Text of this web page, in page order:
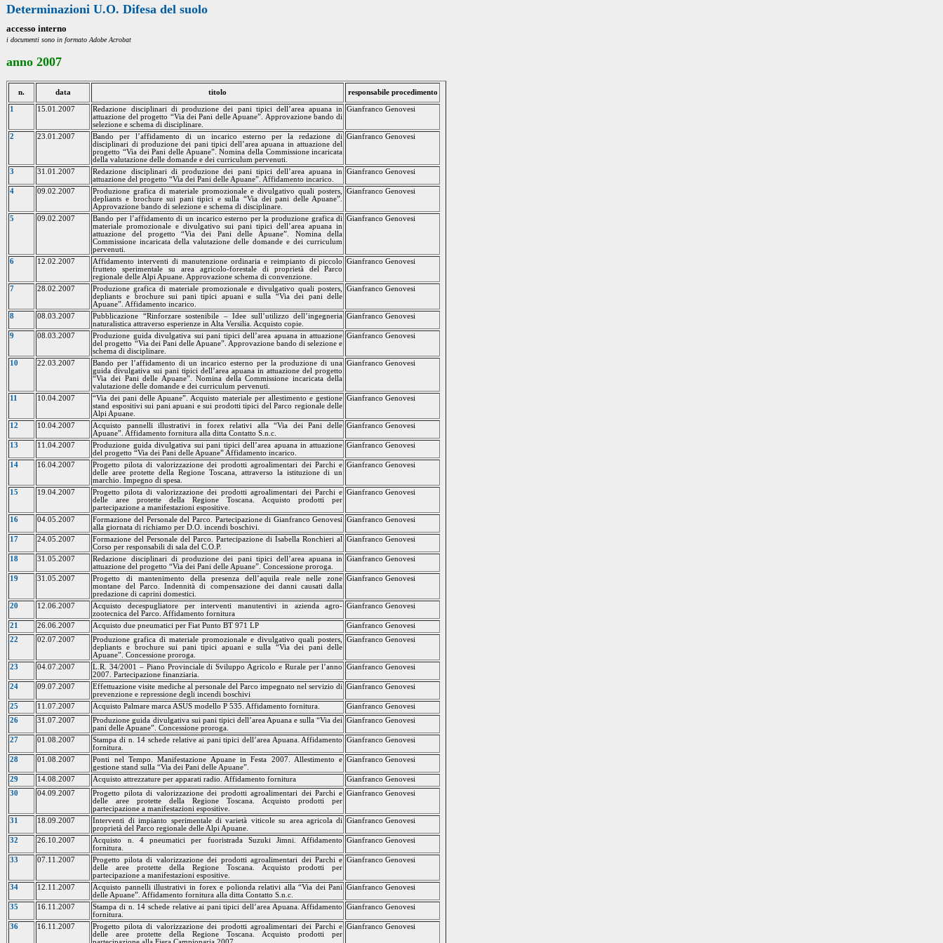
Determinazioni U.O. Difesa del suolo
accesso interno
i documenti sono in formato Adobe Acrobat
anno 2007
n. data titolo responsabile procedimento
1 15.01.2007
Redazione disciplinari di produzione dei pani tipici dell’area apuana in
attuazione del progetto “Via dei Pani delle Apuane”. Approvazione bando di
selezione e schema di disciplinare.
Gianfranco Genovesi
2 23.01.2007
Bando per l’affidamento di un incarico esterno per la redazione di
disciplinari di produzione dei pani tipici dell’area apuana in attuazione del
progetto “Via dei Pani delle Apuane”. Nomina della Commissione incaricata
della valutazione delle domande e dei curriculum pervenuti.
Gianfranco Genovesi
3 31.01.2007
Redazione disciplinari di produzione dei pani tipici dell’area apuana in
attuazione del progetto “Via dei Pani delle Apuane”. Affidamento incarico.
Gianfranco Genovesi
4 09.02.2007
Produzione grafica di materiale promozionale e divulgativo quali posters,
depliants e brochure sui pani tipici e sulla “Via dei pani delle Apuane”.
Approvazione bando di selezione e schema di disciplinare.
Gianfranco Genovesi
5 09.02.2007
Bando per l’affidamento di un incarico esterno per la produzione grafica di
materiale promozionale e divulgativo sui pani tipici dell’area apuana in
attuazione del progetto “Via dei Pani delle Apuane”. Nomina della
Commissione incaricata della valutazione delle domande e dei curriculum
pervenuti.
Gianfranco Genovesi
6 12.02.2007
Affidamento interventi di manutenzione ordinaria e reimpianto di piccolo
frutteto sperimentale su area agricolo-forestale di proprietà del Parco
regionale delle Alpi Apuane. Approvazione schema di convenzione.
Gianfranco Genovesi
7 28.02.2007
Produzione grafica di materiale promozionale e divulgativo quali posters,
depliants e brochure sui pani tipici apuani e sulla “Via dei pani delle
Apuane”. Affidamento incarico.
Gianfranco Genovesi
8 08.03.2007
Pubblicazione “Rinforzare sostenibile – Idee sull’utilizzo dell’ingegneria
naturalistica attraverso esperienze in Alta Versilia. Acquisto copie.
Gianfranco Genovesi
9 08.03.2007
Produzione guida divulgativa sui pani tipici dell’area apuana in attuazione
del progetto “Via dei Pani delle Apuane”. Approvazione bando di selezione e
schema di disciplinare.
Gianfranco Genovesi
10 22.03.2007
Bando per l’affidamento di un incarico esterno per la produzione di una
guida divulgativa sui pani tipici dell’area apuana in attuazione del progetto
“Via dei Pani delle Apuane”. Nomina della Commissione incaricata della
valutazione delle domande e dei curriculum pervenuti.
Gianfranco Genovesi
11 10.04.2007
“Via dei pani delle Apuane”. Acquisto materiale per allestimento e gestione
stand espositivi sui pani apuani e sui prodotti tipici del Parco regionale delle
Alpi Apuane.
Gianfranco Genovesi
12 10.04.2007
Acquisto pannelli illustrativi in forex relativi alla “Via dei Pani delle
Apuane”. Affidamento fornitura alla ditta Contatto S.n.c.
Gianfranco Genovesi
13 11.04.2007
Produzione guida divulgativa sui pani tipici dell’area apuana in attuazione
del progetto “Via dei Pani delle Apuane” Affidamento incarico.
Gianfranco Genovesi
14 16.04.2007
Progetto pilota di valorizzazione dei prodotti agroalimentari dei Parchi e
delle aree protette della Regione Toscana, attraverso la istituzione di un
marchio. Impegno di spesa.
Gianfranco Genovesi
15 19.04.2007
Progetto pilota di valorizzazione dei prodotti agroalimentari dei Parchi e
delle aree protette della Regione Toscana. Acquisto prodotti per
partecipazione a manifestazioni espositive.
Gianfranco Genovesi
16 04.05.2007
Formazione del Personale del Parco. Partecipazione di Gianfranco Genovesi
alla giornata di richiamo per D.O. incendi boschivi.
Gianfranco Genovesi
17 24.05.2007
Formazione del Personale del Parco. Partecipazione di Isabella Ronchieri al
Corso per responsabili di sala del C.O.P.
Gianfranco Genovesi
18 31.05.2007
Redazione disciplinari di produzione dei pani tipici dell’area apuana in
attuazione del progetto “Via dei Pani delle Apuane”. Concessione proroga.
Gianfranco Genovesi
19 31.05.2007
Progetto di mantenimento della presenza dell’aquila reale nelle zone
montane del Parco. Indennità di compensazione dei danni causati dalla
predazione di caprini domestici.
Gianfranco Genovesi
20 12.06.2007
Acquisto decespugliatore per interventi manutentivi in azienda agro-
zootecnica del Parco. Affidamento fornitura
Gianfranco Genovesi
21 26.06.2007 Acquisto due pneumatici per Fiat Punto BT 971 LP
Gianfranco Genovesi
22
02.07.2007
Produzione grafica di materiale promozionale e divulgativo quali posters,
depliants e brochure sui pani tipici apuani e sulla “Via dei pani delle
Apuane”. Concessione proroga.
Gianfranco Genovesi
23 04.07.2007
L.R. 34/2001 – Piano Provinciale di Sviluppo Agricolo e Rurale per l’anno
2007. Partecipazione finanziaria.
Gianfranco Genovesi
24 09.07.2007
Effettuazione visite mediche al personale del Parco impegnato nel servizio di
prevenzione e repressione degli incendi boschivi
Gianfranco Genovesi
25 11.07.2007 Acquisto Palmare marca ASUS modello P 535. Affidamento fornitura.
Gianfranco Genovesi
26
31.07.2007
Produzione guida divulgativa sui pani tipici dell’area Apuana e sulla “Via dei
pani delle Apuane”. Concessione proroga.
Gianfranco Genovesi
27 01.08.2007
Stampa di n. 14 schede relative ai pani tipici dell’area Apuana. Affidamento
fornitura.
Gianfranco Genovesi
28 01.08.2007
Ponti nel Tempo. Manifestazione Apuane in Festa 2007. Allestimento e
gestione stand sulla “Via dei Pani delle Apuane”.
Gianfranco Genovesi
29 14.08.2007 Acquisto attrezzature per apparati radio. Affidamento fornitura
Gianfranco Genovesi
30
04.09.2007
Progetto pilota di valorizzazione dei prodotti agroalimentari dei Parchi e
delle aree protette della Regione Toscana. Acquisto prodotti per
partecipazione a manifestazioni espositive.
Gianfranco Genovesi
31 18.09.2007
Interventi di impianto sperimentale di varietà viticole su area agricola di
proprietà del Parco regionale delle Alpi Apuane.
Gianfranco Genovesi
32 26.10.2007
Acquisto n. 4 pneumatici per fuoristrada Suzuki Jimni. Affidamento
fornitura.
Gianfranco Genovesi
33 07.11.2007
Progetto pilota di valorizzazione dei prodotti agroalimentari dei Parchi e
delle aree protette della Regione Toscana. Acquisto prodotti per
partecipazione a manifestazioni espositive.
Gianfranco Genovesi
34 12.11.2007
Acquisto pannelli illustrativi in forex e polionda relativi alla “Via dei Pani
delle Apuane”. Affidamento fornitura alla ditta Contatto S.n.c.
Gianfranco Genovesi
35 16.11.2007
Stampa di n. 14 schede relative ai pani tipici dell’area Apuana. Affidamento
fornitura.
Gianfranco Genovesi
36 16.11.2007
Progetto pilota di valorizzazione dei prodotti agroalimentari dei Parchi e
delle aree protette della Regione Toscana. Acquisto prodotti per
Gianfranco Genovesi